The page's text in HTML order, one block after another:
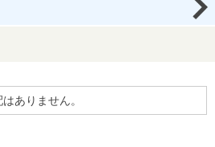
ありません。